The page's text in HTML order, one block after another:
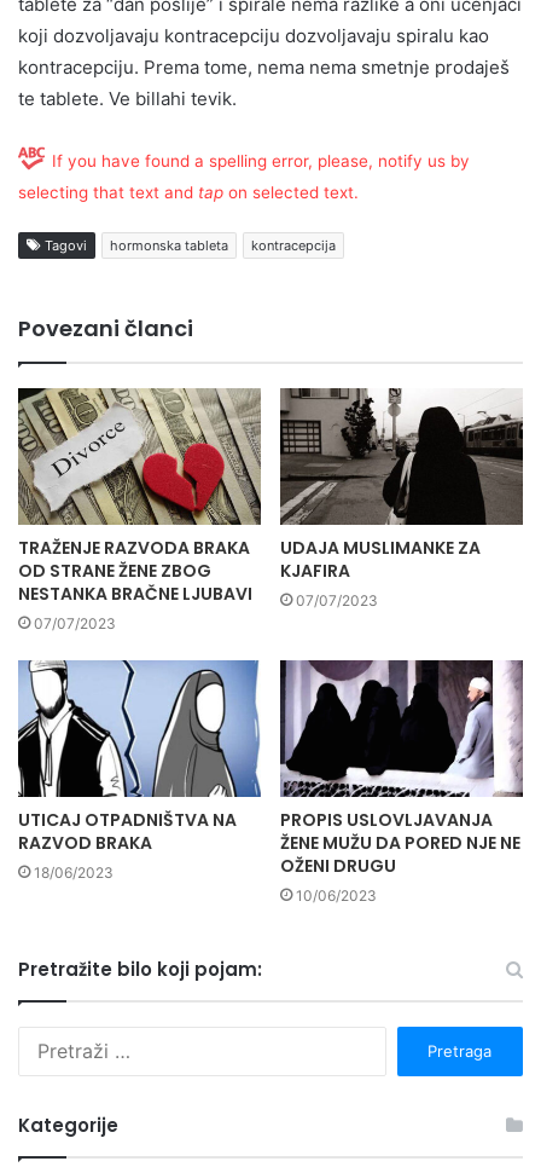
koji dozvoljavaju kontracepciju dozvoljavaju spiralu kao
kontracepciju. Prema tome, nema nema smetnje prodaješ
te tablete. Ve billahi tevik.
If you have found a spelling error, please, notify us by
selecting that text and tap on selected text.
Tagovi hormonska tableta kontracepcija
Povezani članci
TRAŽENJE RAZVODA BRAKA
OD STRANE ŽENE ZBOG
NESTANKA BRAČNE LJUBAVI
07/07/2023
UDAJA MUSLIMANKE ZA
KJAFIRA
07/07/2023
UTICAJ OTPADNIŠTVA NA
RAZVOD BRAKA
18/06/2023
PROPIS USLOVLJAVANJA
ŽENE MUŽU DA PORED NJE NE
OŽENI DRUGU
10/06/2023
Pretražite bilo koji pojam:
Kategorije